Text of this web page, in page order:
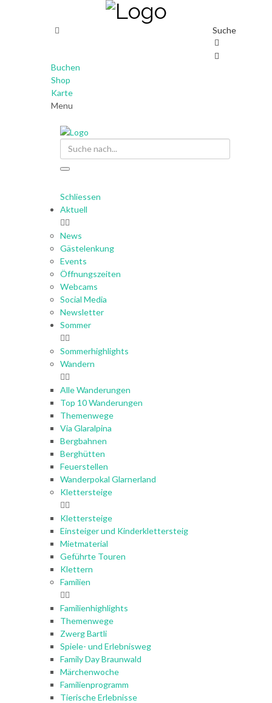
Buchen
Shop
Karte
Suche
Menu
Schliessen
Aktuell
News
Gästelenkung
Events
Öffnungszeiten
Webcams
Social Media
Newsletter
Sommer
Sommerhighlights
Wandern
Alle Wanderungen
Top 10 Wanderungen
Themenwege
Via Glaralpina
Bergbahnen
Berghütten
Feuerstellen
Wanderpokal Glarnerland
Klettersteige
Klettersteige
Einsteiger und Kinderklettersteig
Mietmaterial
Geführte Touren
Klettern
Familien
Familienhighlights
Themenwege
Zwerg Bartli
Spiele- und Erlebnisweg
Family Day Braunwald
Märchenwoche
Familienprogramm
Tierische Erlebnisse